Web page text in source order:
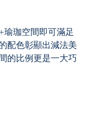
瑜珈空間即可滿足
配色彰顯出減法美
的比例更是一大巧